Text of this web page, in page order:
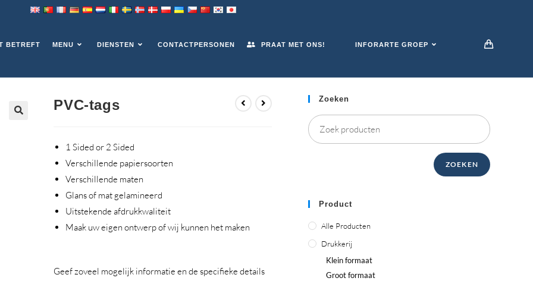
BETREFT MENU DIENSTEN CONTACTPERSONEN PRAAT MET ONS! INFORARTE GROEP
PVC-tags
1Sided or 2Sided
Verschillende papiersoorten
Verschillende maten
Glans of mat gelamineerd
Uitstekende afdrukkwaliteit
Maak uw eigen ontwerp of wij kunnen het maken
Geef zoveel mogelijk informatie en de specifieke details
Zoeken
ZOEKEN
Product
Alle Producten
Drukkerij
Klein formaat
Groot formaat